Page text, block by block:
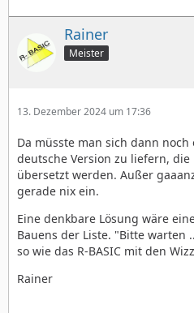
Rainer
Meister
13. Dezember 2024 um 17:36
Da müsste man sich dann
deutsche Version zu liefern,
übersetzt werden. Außer
gerade nix ein.
Eine denkbare Lösung wäre
Bauens der Liste. "Bitte warten
so wie das R-BASIC mit den
Rainer